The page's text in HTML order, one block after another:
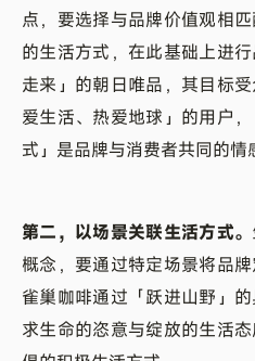
点，要选择与品牌价值观相
的生活方式，在此基础上进
走来」的朝日唯品，其目标
爱生活、热爱地球」的用户
式」是品牌与消费者共同的情
第二，以场景关联生活方式。
概念，要通过特定场景将品牌
雀巢咖啡通过「跃进山野」
求生命的恣意与绽放的生活